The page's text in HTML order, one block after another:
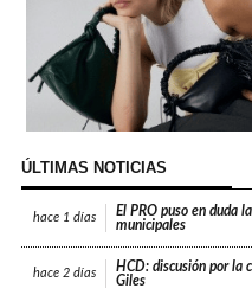
ÚLTIMAS NOTICIAS
hace 1 días
El PRO puso en duda
municipales
hace 2 días
HCD: discusión por la
Giles